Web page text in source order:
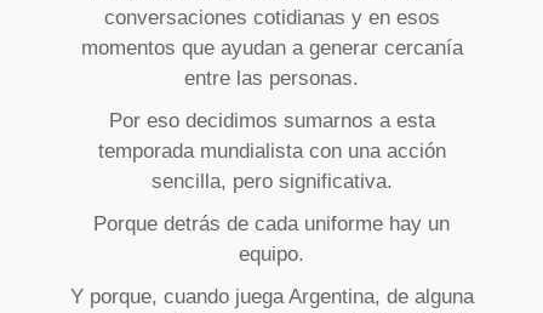
conversaciones cotidianas y en esos
momentos que ayudan a generar cercanía
entre las personas.
Por eso decidimos sumarnos a esta
temporada mundialista con una acción
sencilla, pero significativa.
Porque detrás de cada uniforme hay un
equipo.
Y porque, cuando juega Argentina, de alguna